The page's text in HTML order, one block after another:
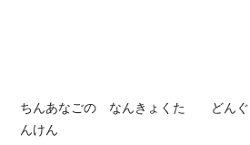
ちんあなごの なんきょくた
んけん
どん